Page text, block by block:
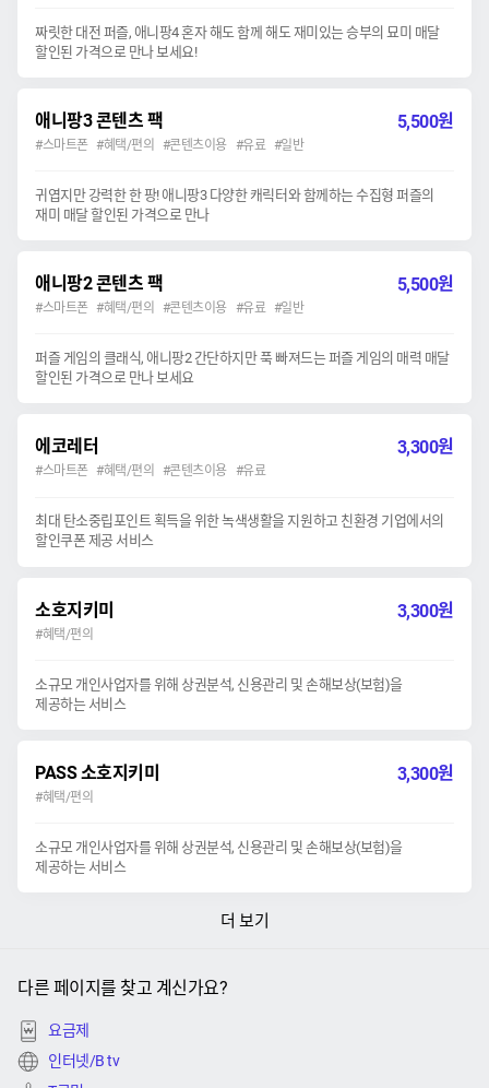
짜릿한 대전 퍼즐, 애니팡4 혼자 해도 함께 해도 재미있는 승부의 묘미 매달
할인된 가격으로 만나 보세요!
애니팡3 콘텐츠 팩 5,500원
#스마트폰 #혜택/편의 #콘텐츠이용 #유료 #일반
귀엽지만 강력한 한 팡! 애니팡3 다양한 캐릭터와 함께하는 수집형 퍼즐의
재미 매달 할인된 가격으로 만나
애니팡2 콘텐츠 팩 5,500원
#스마트폰 #혜택/편의 #콘텐츠이용 #유료 #일반
퍼즐 게임의 클래식, 애니팡2 간단하지만 푹 빠져드는 퍼즐 게임의 매력 매달
할인된 가격으로 만나 보세요
에코레터 3,300원
#스마트폰 #혜택/편의 #콘텐츠이용 #유료
최대 탄소중립포인트 획득을 위한 녹색생활을 지원하고 친환경 기업에서의
할인쿠폰 제공 서비스
소호지키미 3,300원
#혜택/편의
소규모 개인사업자를 위해 상권분석, 신용관리 및 손해보상(보험)을
제공하는 서비스
PASS 소호지키미 3,300원
#혜택/편의
소규모 개인사업자를 위해 상권분석, 신용관리 및 손해보상(보험)을
제공하는 서비스
더 보기
다른 페이지를 찾고 계신가요?
요금제
인터넷/B tv